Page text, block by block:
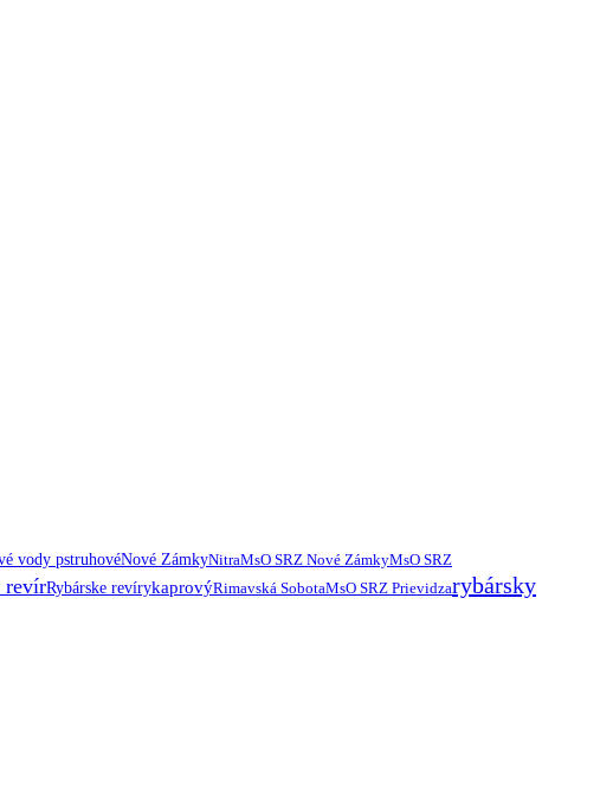
vody pstruhovéNové ZámkyNitraMsO SRZ Nové ZámkyMsO SRZ
revírRybárske revírykaprovýRimavská SobotaMsO SRZ Prievidzarybársky